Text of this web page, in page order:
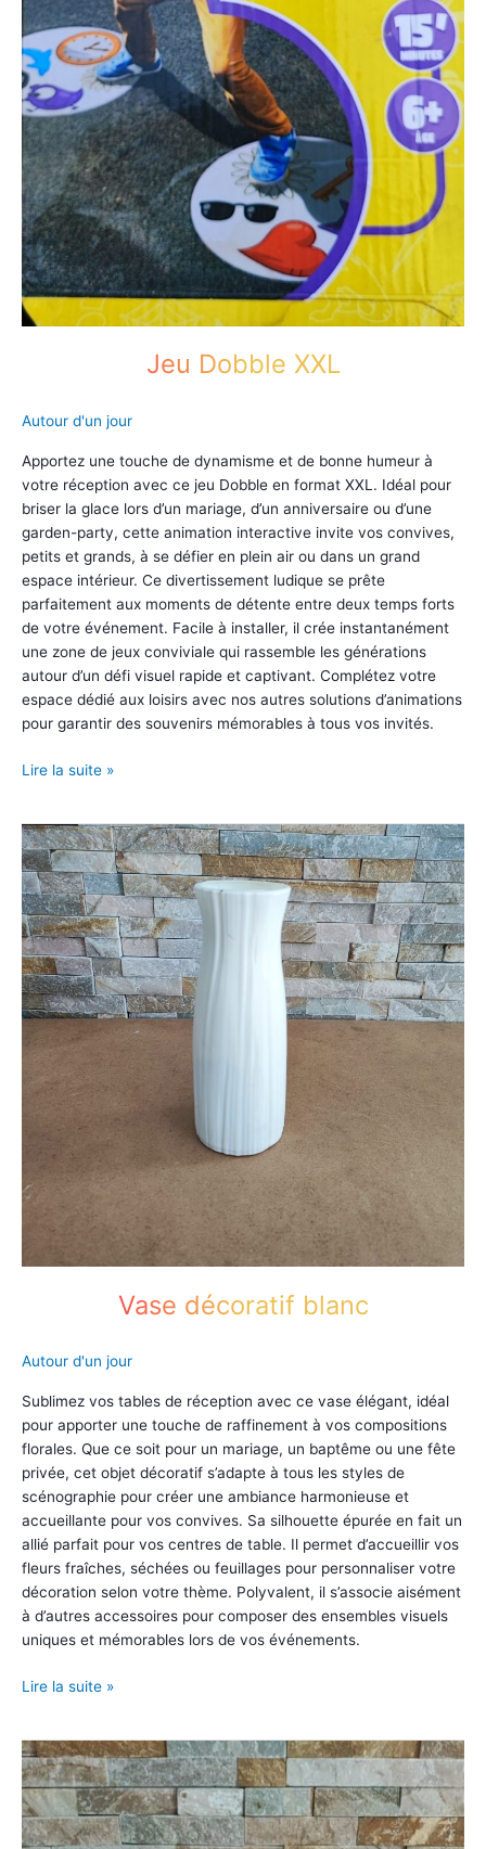
Jeu Dobble XXL
Autour d'un jour
Apportez une touche de dynamisme et de bonne humeur à
votre réception avec ce jeu Dobble en format XXL. Idéal pour
briser la glace lors d’un mariage, d’un anniversaire ou d’une
garden-party, cette animation interactive invite vos convives,
petits et grands, à se défier en plein air ou dans un grand
espace intérieur. Ce divertissement ludique se prête
parfaitement aux moments de détente entre deux temps forts
de votre événement. Facile à installer, il crée instantanément
une zone de jeux conviviale qui rassemble les générations
autour d’un défi visuel rapide et captivant. Complétez votre
espace dédié aux loisirs avec nos autres solutions d’animations
pour garantir des souvenirs mémorables à tous vos invités.
Jeu
Lire la suite »
Vase décoratif blanc
Autour d'un jour
Sublimez vos tables de réception avec ce vase élégant, idéal
pour apporter une touche de raffinement à vos compositions
florales. Que ce soit pour un mariage, un baptême ou une fête
privée, cet objet décoratif s’adapte à tous les styles de
scénographie pour créer une ambiance harmonieuse et
accueillante pour vos convives. Sa silhouette épurée en fait un
allié parfait pour vos centres de table. Il permet d’accueillir vos
fleurs fraîches, séchées ou feuillages pour personnaliser votre
décoration selon votre thème. Polyvalent, il s’associe aisément
à d’autres accessoires pour composer des ensembles visuels
uniques et mémorables lors de vos événements.
Vase
Lire la suite »